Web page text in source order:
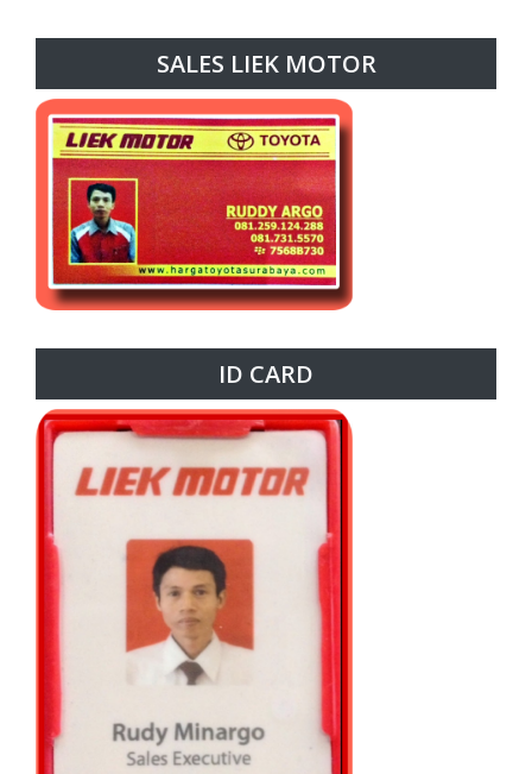
SALES LIEK MOTOR
ID CARD